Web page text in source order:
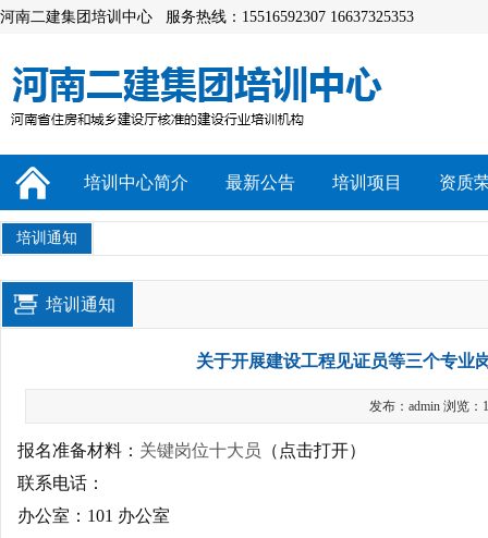
河南二建集团培训中心 服务热线：15516592307 16637325353
培训中心简介 最新公告 培训项目 资质
培训通知
培训通知
关于开展建设工程见证员等三个专业
发布：admin 浏览：
报名准备材料： 关键岗位十大员
（点击打开）
联系电话：
办公室：101 办公室